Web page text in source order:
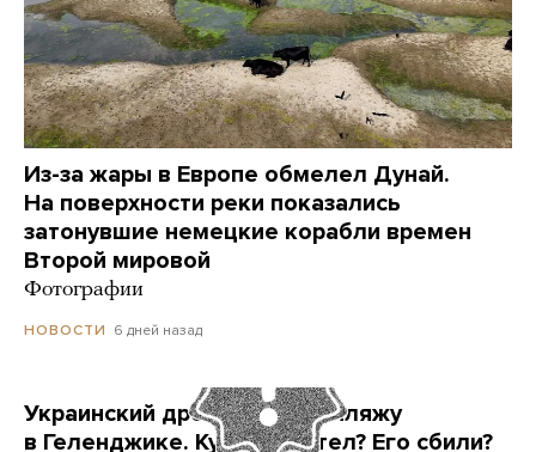
Из-за жары в Европе обмелел Дунай.
На поверхности реки показались
затонувшие немецкие корабли времен
Второй мировой
Фотографии
НОВОСТИ 6 дней назад
Украинский дрон попал по пляжу
в Геленджике. Куда он летел? Его сбили?